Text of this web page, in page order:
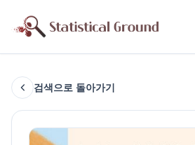
검색으로 돌아가기